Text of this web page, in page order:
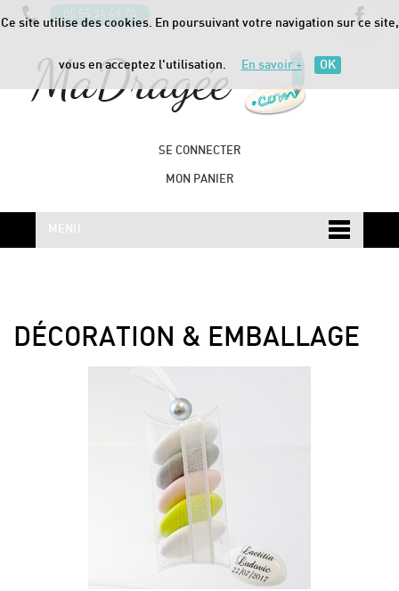
Ce site utilise des cookies. En poursuivant votre navigation sur ce site,
vous en acceptez l'utilisation. En savoir + OK
05 55 34 49 70
SE CONNECTER
MON PANIER
MENU
DÉCORATION & EMBALLAGE